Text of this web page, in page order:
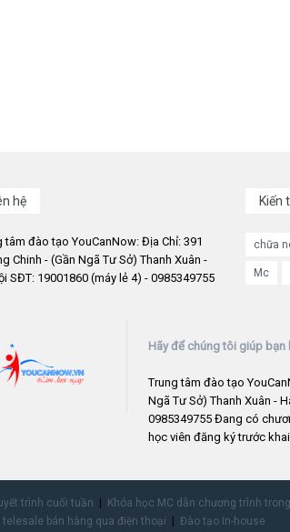
hệ
tâm đào tạo YouCanNow: Địa Chỉ: 391
Chinh - (Gần Ngã Tư Sở) Thanh Xuân -
SĐT: 19001860 (máy lẻ 4) - 0985349755
Kiến
chữa
Mc
Hãy để chúng tôi giúp bạn
Trung tâm đào tạo
Ngã Tư Sở) Thanh Xuân -
0985349755 Đang có
học viên đăng ký trước
trình cuối tuần Khóa học MC dẫn chương trình
telesale bán hàng qua điện thoại Đào tạo In-house